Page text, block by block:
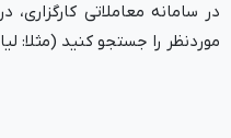
در سامانه معاملاتی
موردنظر را جستجو کنید (مثلا: